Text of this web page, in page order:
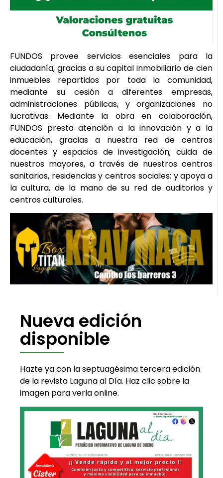
FUNDOS provee servicios esenciales para la
ciudadanía, gracias a su capital inmobiliario de cien
inmuebles repartidos por toda la comunidad,
mediante su cesión a diferentes empresas,
administraciones públicas, y organizaciones no
lucrativas. Mediante la obra en colaboración,
FUNDOS presta atención a la innovación y a la
educación, gracias a nuestra red de centros
docentes y espacios de investigación; cuida de
nuestros mayores, a través de nuestros centros
sanitarios, residencias y centros sociales; y apoya a
la cultura, de la mano de su red de auditorios y
centros culturales.
Nueva edición
disponible
Hazte ya con la septuagésima tercera edición
de la revista Laguna al Día. Haz clic sobre la
imagen para verla online.